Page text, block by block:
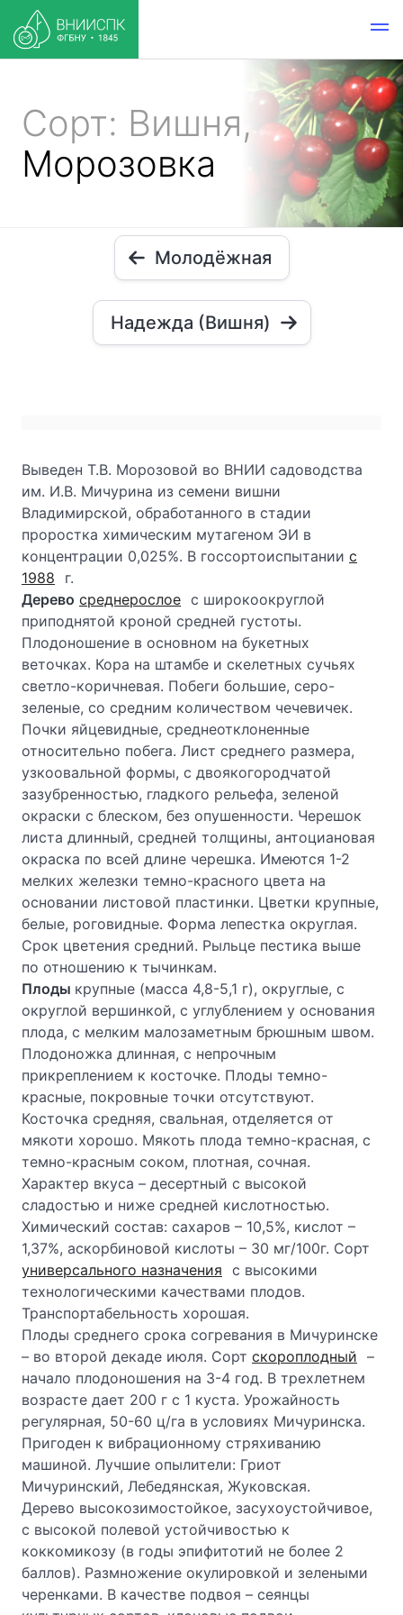
Сорт: Вишня,
Морозовка
Молодёжная
Надежда (Вишня)
Выведен Т.В. Морозовой во ВНИИ садоводства
им. И.В. Мичурина из семени вишни
Владимирской, обработанного в стадии
проростка химическим мутагеном ЭИ в
концентрации 0,025%. В госсортоиспытании с
1988
г.
Дерево среднерослое с широкоокруглой
приподнятой кроной средней густоты.
Плодоношение в основном на букетных
веточках. Кора на штамбе и скелетных сучьях
светло-коричневая. Побеги большие, серо-
зеленые, со средним количеством чечевичек.
Почки яйцевидные, среднеотклоненные
относительно побега. Лист среднего размера,
узкоовальной формы, с двоякогородчатой
зазубренностью, гладкого рельефа, зеленой
окраски с блеском, без опушенности. Черешок
листа длинный, средней толщины, антоциановая
окраска по всей длине черешка. Имеются 1-2
мелких железки темно-красного цвета на
основании листовой пластинки. Цветки крупные,
белые, роговидные. Форма лепестка округлая.
Срок цветения средний. Рыльце пестика выше
по отношению к тычинкам.
Плоды крупные (масса 4,8-5,1 г), округлые, с
округлой вершинкой, с углублением у основания
плода, с мелким малозаметным брюшным швом.
Плодоножка длинная, с непрочным
прикреплением к косточке. Плоды темно-
красные, покровные точки отсутствуют.
Косточка средняя, свальная, отделяется от
мякоти хорошо. Мякоть плода темно-красная, с
темно-красным соком, плотная, сочная.
Характер вкуса – десертный с высокой
сладостью и ниже средней кислотностью.
Химический состав: сахаров – 10,5%, кислот –
1,37%, аскорбиновой кислоты – 30 мг/100г. Сорт
универсального назначения с высокими
технологическими качествами плодов.
Транспортабельность хорошая.
Плоды среднего срока согревания в Мичуринске
– во второй декаде июля. Сорт скороплодный –
начало плодоношения на 3-4 год. В трехлетнем
возрасте дает 200 г с 1 куста. Урожайность
регулярная, 50-60 ц/га в условиях Мичуринска.
Пригоден к вибрационному стряхиванию
машиной. Лучшие опылители: Гриот
Мичуринский, Лебедянская, Жуковская.
Дерево высокозимостойкое, засухоустойчивое,
с высокой полевой устойчивостью к
коккомикозу (в годы эпифитотий не более 2
баллов). Размножение окулировкой и зелеными
черенками. В качестве подвоя – сеянцы